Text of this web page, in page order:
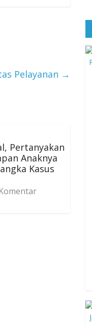
Pelayanan →
Pertanyakan
Anaknya
Kasus